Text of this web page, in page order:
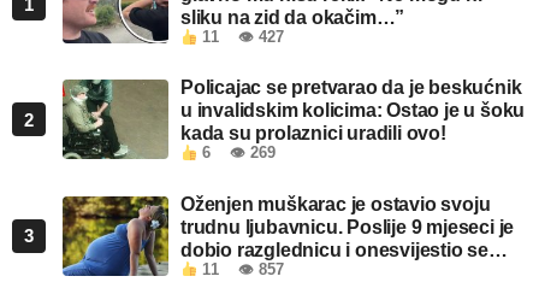
sliku na zid da okačim…”
11 👁 427
2
Policajac se pretvarao da je beskućnik
u invalidskim kolicima: Ostao je u šoku
kada su prolaznici uradili ovo!
6 👁 269
3
Oženjen muškarac je ostavio svoju
trudnu ljubavnicu. Poslije 9 mjeseci je
dobio razglednicu i onesvijestio se
kada je pročitao šta piše!
11 👁 857